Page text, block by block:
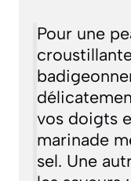
Pour une
vos doigts
marinade
sel. Une